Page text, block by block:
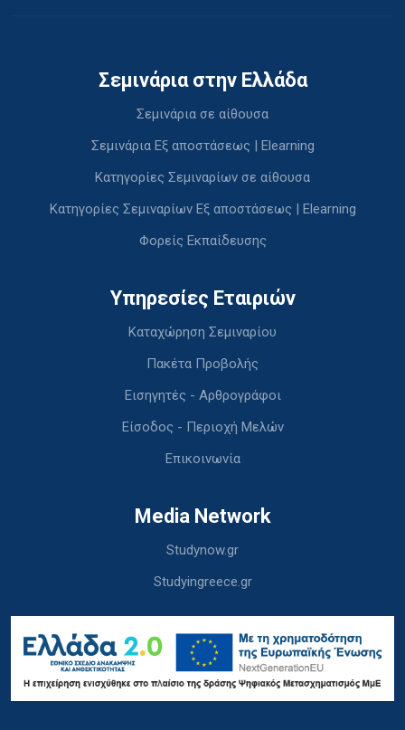
Σεμινάρια στην Ελλάδα
Σεμινάρια σε αίθουσα
Σεμινάρια Εξ αποστάσεως | Elearning
Κατηγορίες Σεμιναρίων σε αίθουσα
Κατηγορίες Σεμιναρίων Εξ αποστάσεως | Elearning
Φορείς Εκπαίδευσης
Υπηρεσίες Εταιριών
Καταχώρηση Σεμιναρίου
Πακέτα Προβολής
Εισηγητές - Αρθρογράφοι
Είσοδος - Περιοχή Μελών
Επικοινωνία
Media Network
Studynow.gr
Studyingreece.gr